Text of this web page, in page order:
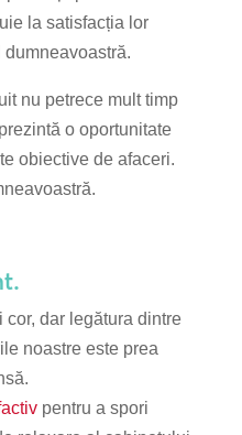
la satisfacția lor
nu petrece mult timp
o oportunitate
obiective de afaceri.
cor, dar legătura dintre
noastre este prea
pentru a spori